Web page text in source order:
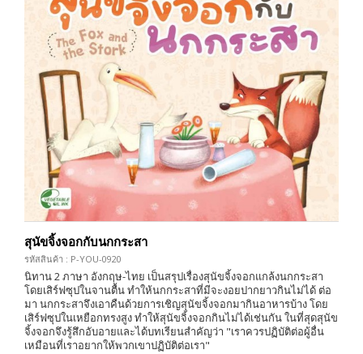
สุนัขจิ้งจอกกับนกกระสา
รหัสสินค้า : P-YOU-0920
นิทาน 2 ภาษา อังกฤษ-ไทย เป็นสรุปเรื่องสุนัขจิ้งจอกแกล้งนกกระสา
โดยเสิร์ฟซุปในจานตื้น ทำให้นกกระสาที่มีจะงอยปากยาวกินไม่ได้ ต่อ
มา นกกระสาจึงเอาคืนด้วยการเชิญสุนัขจิ้งจอกมากินอาหารบ้าง โดย
เสิร์ฟซุปในเหยือกทรงสูง ทำให้สุนัขจิ้งจอกกินไม่ได้เช่นกัน ในที่สุดสุนัข
จิ้งจอกจึงรู้สึกอับอายและได้บทเรียนสำคัญว่า "เราควรปฏิบัติต่อผู้อื่น
เหมือนที่เราอยากให้พวกเขาปฏิบัติต่อเรา"